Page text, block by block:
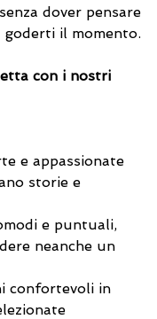
dover pensare
goderti il momento.
con i nostri
e appassionate
storie e
e puntuali,
neanche un
confortevoli in